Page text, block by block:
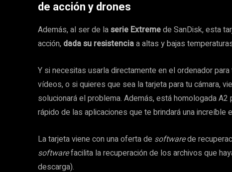
de acción y drones
Además, al ser de laserie Extremede SanDisk, esta
acción, dada su resistenciaa altas y bajas
Y si necesitas usarla directamente en el ordenador
vídeos, o si quieres que sea la tarjeta para tu cámara,
solucionará el problema. Además, está homologada
rápido de las aplicaciones que te brindará una increíble
La tarjeta viene con una oferta de softwarede
softwarefacilita la recuperación de los archivos que
descarga).